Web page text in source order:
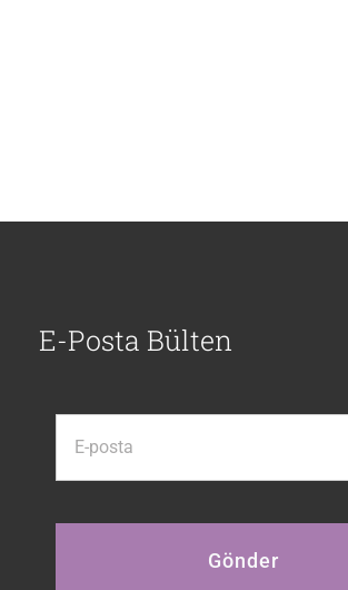
E-Posta Bülten
Gönder